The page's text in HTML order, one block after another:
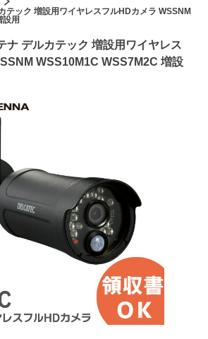
テック 増設用ワイヤレスフルHDカメラ WSSNM
用
ナ デルカテック 増設用ワイヤレス
WSS10M1C WSS7M2C 増設